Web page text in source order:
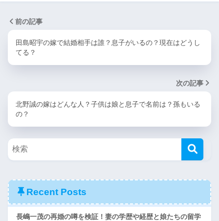
前の記事
田島昭宇の嫁で結婚相手は誰？息子がいるの？現在はどうし
てる？
次の記事
北野誠の嫁はどんな人？子供は娘と息子で名前は？孫もいる
の？
Recent Posts
長嶋一茂の再婚の噂を検証！妻の学歴や経歴と娘たちの留学